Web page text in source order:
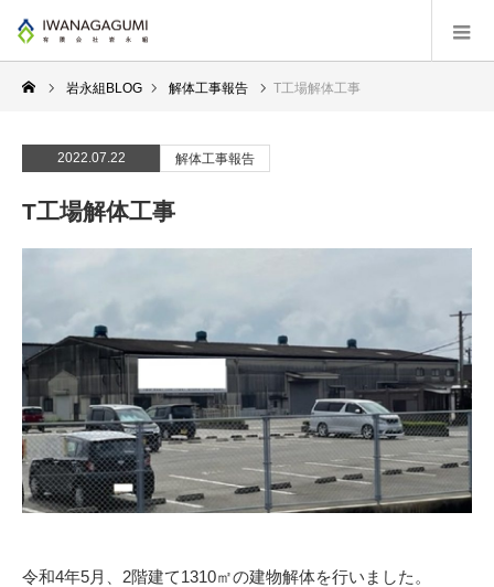
岩永組BLOG 解体工事報告 T工場解体工事
2022.07.22 解体工事報告
T工場解体工事
令和4年5月、2階建て1310㎡の建物解体を行いました。